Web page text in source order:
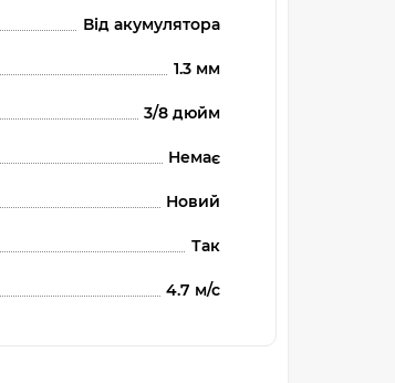
Від акумулятора
1.3 мм
3/8 дюйм
Немає
Новий
Так
4.7 м/с